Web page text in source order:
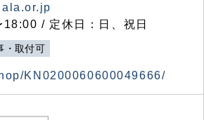
/ 定休日：日、祝日
・取付可
KN0200060600049666/